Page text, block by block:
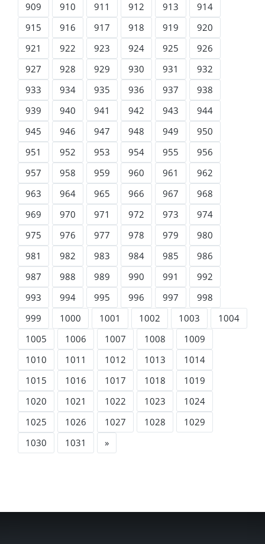
909
910 911 912 913
914
915
916 917 918 919
920
921
922 923 924 925
926
927
928 929 930 931
932
933
934 935 936 937
938
939
940 941 942 943
944
945
946 947 948 949
950
951
952 953 954 955
956
957
958 959 960 961
962
963
964 965 966 967
968
969
970 971 972 973
974
975
976 977 978 979
980
981
982 983 984 985
986
987
988 989 990 991
992
993
994 995 996 997
998
999
1000 1001 1002 1003
1004
1005
1006 1007 1008
1009
1010
1011 1012 1013
1014
1015
1016 1017 1018
1019
1020
1021 1022 1023
1024
1025
1026 1027 1028
1029
1030
1031 »